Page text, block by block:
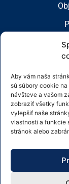
Aby vám naša
sú súbory cookie
návšteve a vašom
zobraziť všetky
vylepšiť naše
vlastnosti a funkcie
stránok alebo
Bc. Martin
Muškátová
IČ DPH: